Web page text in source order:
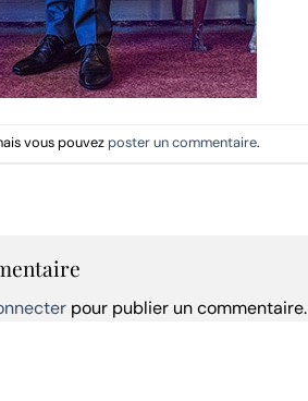
vous pouvez poster un commentaire.
pour publier un commentaire.